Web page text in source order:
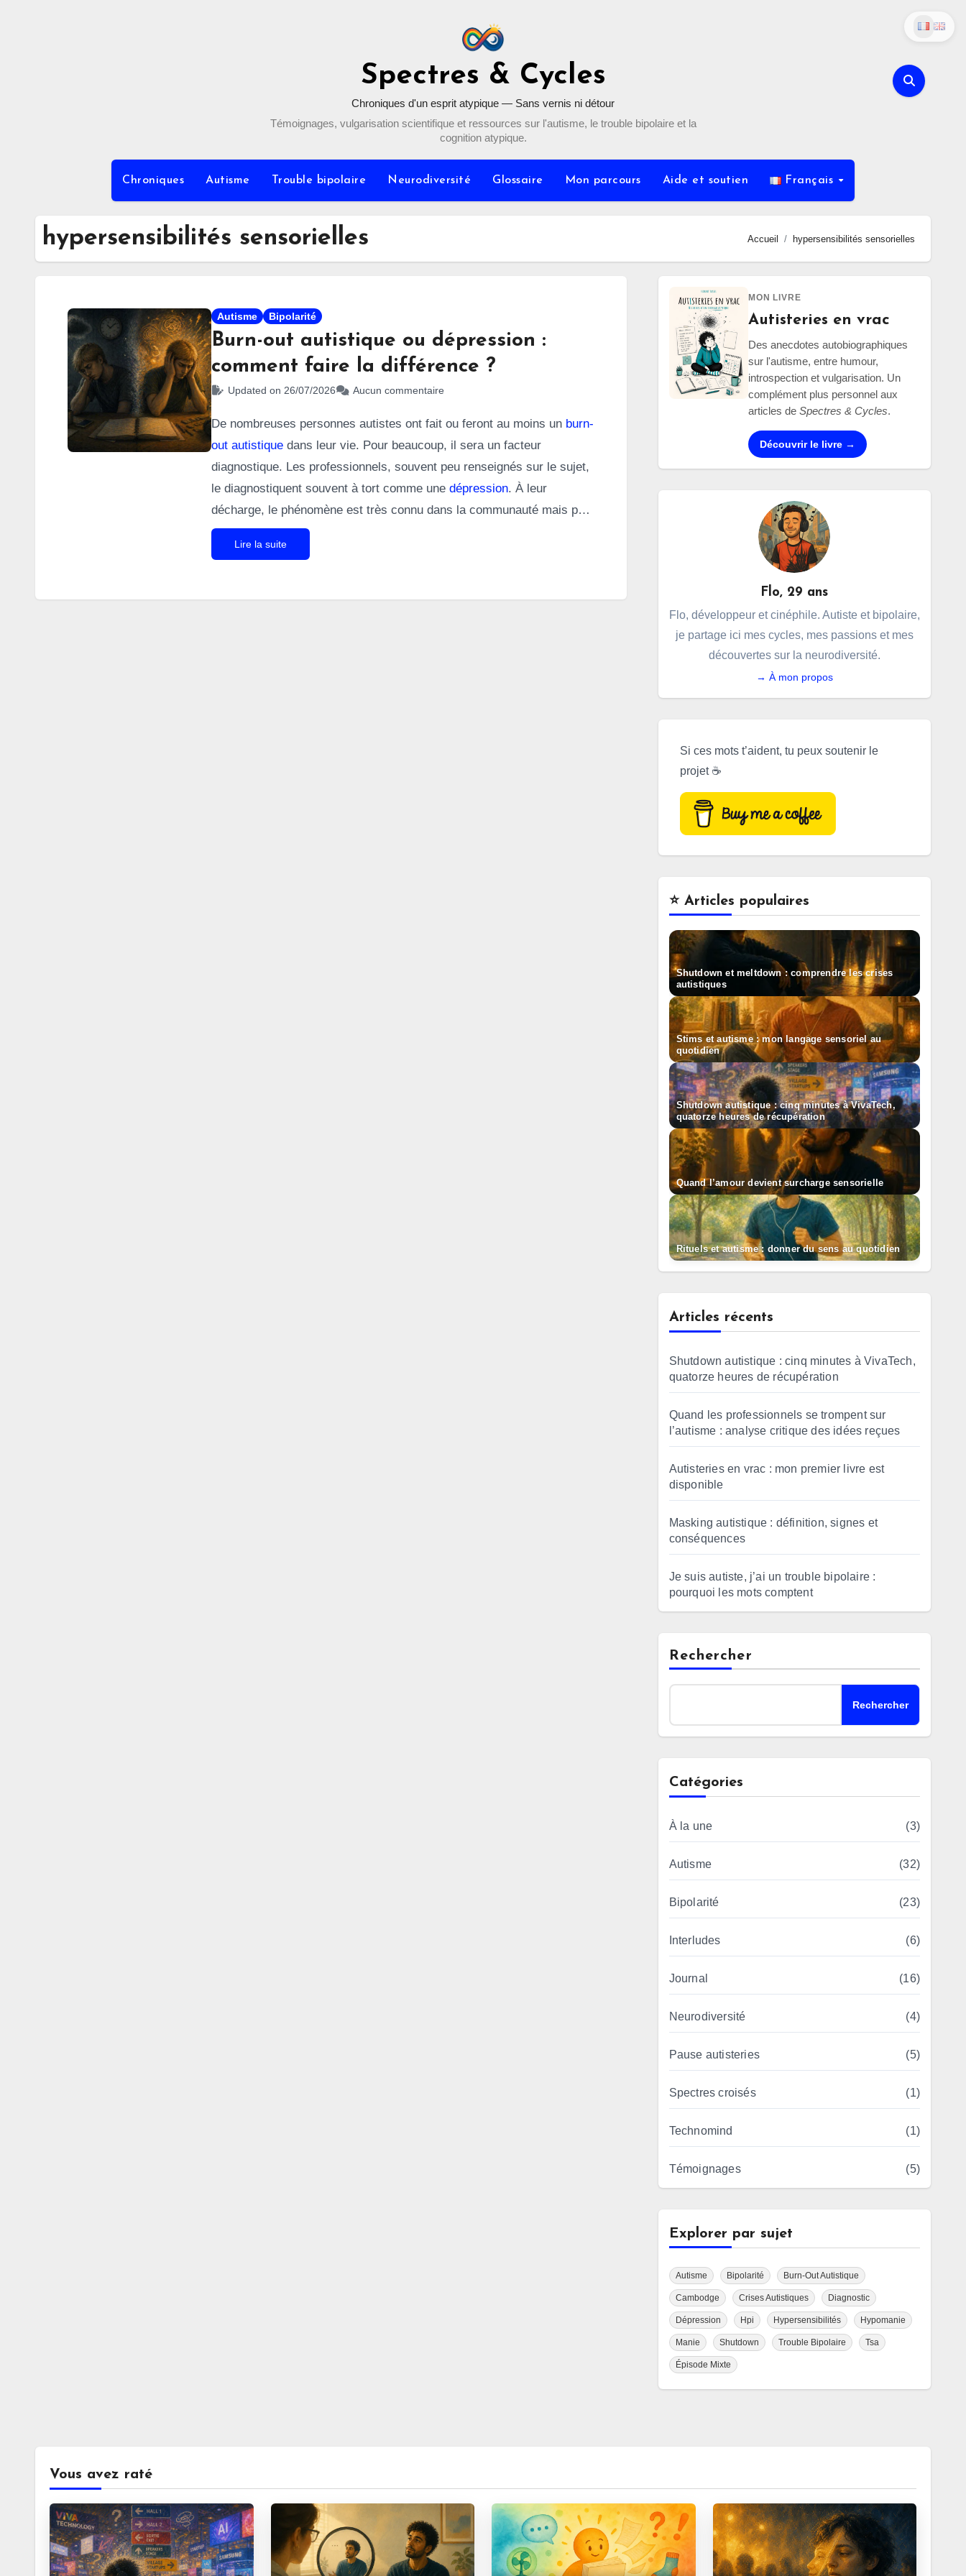
Spectres & Cycles
Chroniques d'un esprit atypique — Sans vernis ni détour
Témoignages, vulgarisation scientifique et ressources sur l'autisme, le trouble bipolaire et la
cognition atypique.
Chroniques Autisme Trouble bipolaire Neurodiversité Glossaire Mon parcours Aide et soutien Français
hypersensibilités sensorielles Accueil hypersensibilités sensorielles
Autisme Bipolarité
Burn-out autistique ou dépression :
comment faire la différence ?
Updated on 26/07/2026 Aucun commentaire
De nombreuses personnes autistes ont fait ou feront au moins un burn-
out autistique dans leur vie. Pour beaucoup, il sera un facteur
diagnostique. Les professionnels, souvent peu renseignés sur le sujet,
le diagnostiquent souvent à tort comme une dépression. À leur
décharge, le phénomène est très connu dans la communauté mais peu
exploré dansla littérature scientifique
très différent de la dépression.
Lire la suite
MON LIVRE
Autisteries en vrac
Des anecdotes autobiographiques
sur l'autisme, entre humour,
introspection et vulgarisation. Un
complément plus personnel aux
articles de Spectres & Cycles.
Découvrir le livre →
Flo, 29 ans
Flo, développeur et cinéphile. Autiste et bipolaire,
je partage ici mes cycles, mes passions et mes
découvertes sur la neurodiversité.
→ À mon propos
Si ces mots t’aident, tu peux soutenir le
projet ☕
⭐️ Articles populaires
Shutdown et meltdown : comprendre les crises
autistiques
Stims et autisme : mon langage sensoriel au
quotidien
Shutdown autistique : cinq minutes à VivaTech,
quatorze heures de récupération
Quand l’amour devient surcharge sensorielle
Rituels et autisme : donner du sens au quotidien
Articles récents
Shutdown autistique : cinq minutes à VivaTech,
quatorze heures de récupération
Quand les professionnels se trompent sur
l’autisme : analyse critique des idées reçues
Autisteries en vrac : mon premier livre est
disponible
Masking autistique : définition, signes et
conséquences
Je suis autiste, j’ai un trouble bipolaire :
pourquoi les mots comptent
Rechercher
Rechercher
Catégories
À la une (3)
Autisme (32)
Bipolarité (23)
Interludes (6)
Journal (16)
Neurodiversité (4)
Pause autisteries (5)
Spectres croisés (1)
Technomind (1)
Témoignages (5)
Explorer par sujet
Autisme Bipolarité Burn-Out Autistique
Cambodge Crises Autistiques Diagnostic
Dépression Hpi Hypersensibilités Hypomanie
Manie Shutdown Trouble Bipolaire Tsa
Épisode Mixte
Vous avez raté